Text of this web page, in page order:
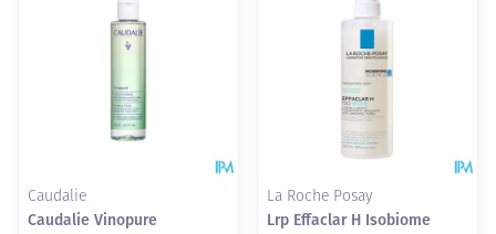
Caudalie
Caudalie Vinopure
La Roche Posay
Lrp Effaclar H Isobiome